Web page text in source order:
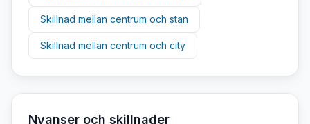
Skillnad mellan centrum och stan
Skillnad mellan centrum och city
Nyanser och skillnader